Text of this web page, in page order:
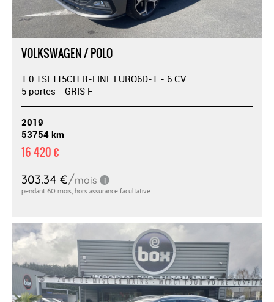
VOLKSWAGEN / POLO
1.0 TSI 115CH R-LINE EURO6D-T - 6 CV
5 portes - GRIS F
2019
53754 km
16 420 €